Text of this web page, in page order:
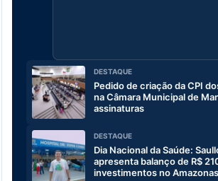
DESTAQUE
Pedido de criação da CPI
na Câmara Municipal de
assinaturas
DESTAQUE
Dia Nacional da Saúde:
apresenta balanço de R$
investimentos no Amazonas